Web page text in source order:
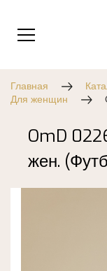
Главная
Для женщин
OmD
жен.